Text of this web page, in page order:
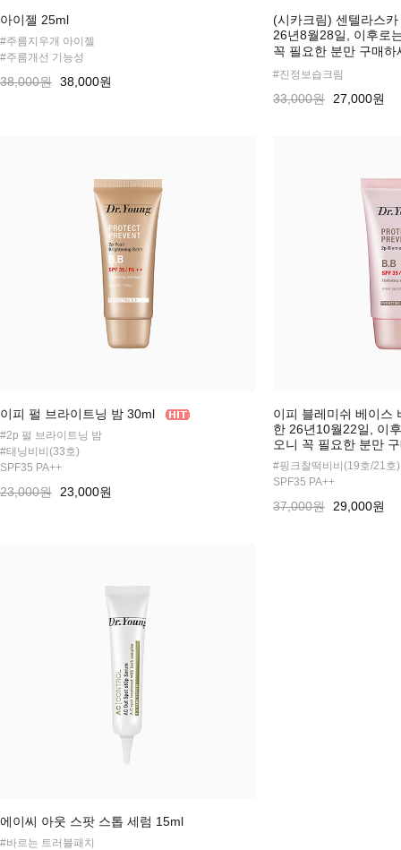
아이젤 25ml
#주름지우개 아이젤
#주름개선 기능성
38,000원 38,000원
(시카크림) 센텔라스
26년8월28일, 이후로
꼭 필요한 분만 구매
#진정보습크림
33,000원 27,000원
이피 펄 브라이트닝 밤 30ml
#2p 펄 브라이트닝 밤
#태닝비비(33호)
SPF35 PA++
23,000원 23,000원
이피 블레미쉬 베이스
한 26년10월22일, 이
오니 꼭 필요한 분만
#핑크찰떡비비(19호/21호)
SPF35 PA++
37,000원 29,000원
에이씨 아웃 스팟 스톱 세럼 15ml
#바르는 트러블패치